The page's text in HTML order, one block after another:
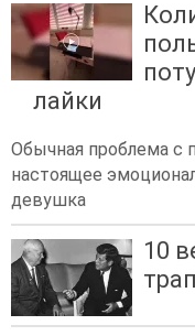
лайки
Обычная проблема с
настоящее
девушка
10